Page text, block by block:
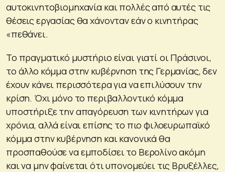
αυτοκινητοβιομηχανία και πολλές από αυτές τις
θέσεις εργασίας θα χάνονταν εάν ο κινητήρας
«πεθάνει.
Το πραγματικό μυστήριο είναι γιατί οι Πράσινοι,
το άλλο κόμμα στην κυβέρνηση της Γερμανίας, δεν
έχουν κάνει περισσότερα για να επιλύσουν την
κρίση. Όχι μόνο το περιβαλλοντικό κόμμα
υποστήριξε την απαγόρευση των κινητήρων για
χρόνια, αλλά είναι επίσης το πιο φιλοευρωπαϊκό
κόμμα στην κυβέρνηση και κανονικά θα
προσπαθούσε να εμποδίσει το Βερολίνο ακόμη
και να μην φαίνεται ότι υπονομεύει τις Βρυξέλλες,